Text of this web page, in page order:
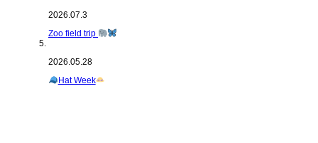
2026.07.3
Zoo field trip
2026.05.28
Hat Week